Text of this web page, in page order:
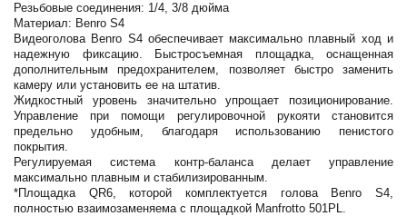
Резьбовые соединения: 1/4, 3/8 дюйма
Материал: Benro S4
Видеоголова Benro S4 обеспечивает максимально плавный ход и
надежную фиксацию. Быстросъемная площадка, оснащенная
дополнительным предохранителем, позволяет быстро заменить
камеру или установить ее на штатив.
Жидкостный уровень значительно упрощает позиционирование.
Управление при помощи регулировочной рукояти становится
предельно удобным, благодаря использованию пенистого
покрытия.
Регулируемая система контр-баланса делает управление
максимально плавным и стабилизированным.
*Площадка QR6, которой комплектуется голова Benro S4,
полностью взаимозаменяема с площадкой Manfrotto 501PL.